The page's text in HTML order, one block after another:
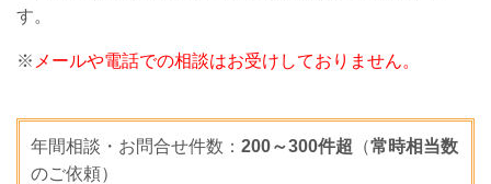
す。
※ メールや電話での相談はお受けしておりません。
年間相談・お問合せ件数： 200～300件超 （常時相当数
のご依頼）